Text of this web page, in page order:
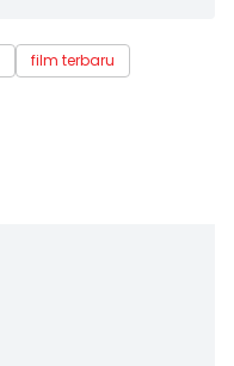
film terbaru